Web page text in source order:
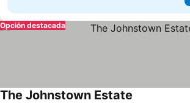
Opción destacada
The Johnstown Estate